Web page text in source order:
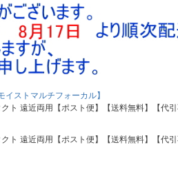
イストマルチフォーカル】
ト 遠近両用【ポスト便】【送料無料】【代
ト 遠近両用【ポスト便】【送料無料】【代